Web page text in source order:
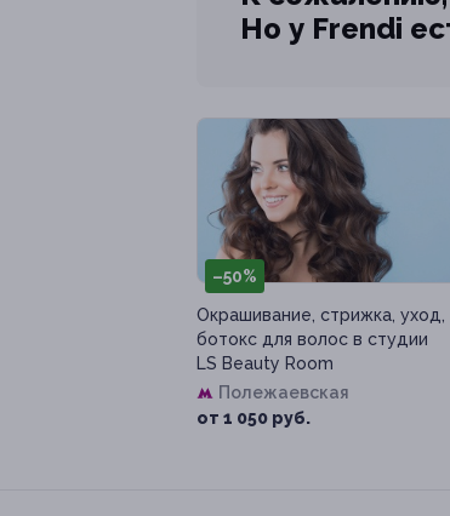
Но у Frendi
–50%
Окрашивание, стрижка, уход,
ботокс для волос в студии
LS Beauty Room
Полежаевская
от 1 050 руб.